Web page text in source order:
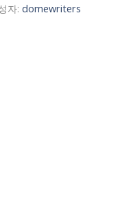
자: domewriters